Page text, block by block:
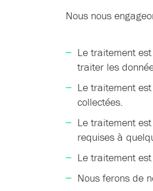
Nous nous
Le traitement
traiter les
Le traitement
collectées.
Le traitement
requises à
Le traitement
Nous ferons de